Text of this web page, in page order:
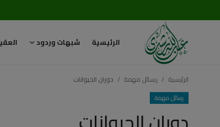
الرئيسية شبهات وردود
تسجيل
الدخول
شبهات وردود
الرئيسية رسائل مهمة دوران الحيوانات
رسائل مهمة